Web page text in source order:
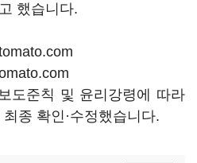
했습니다.
도준칙 및 윤리강령에 따라
종 확인·수정했습니다.